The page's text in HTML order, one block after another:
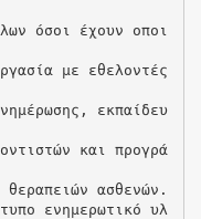
όσοι έχουν οποι
με εθελοντές
εκπαίδευ
και προγρά
θεραπειών ασθενών.
ενημερωτικό υλ